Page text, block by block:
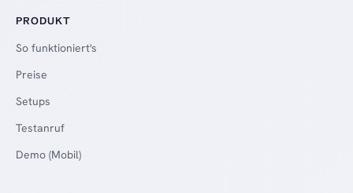
PRODUKT
So funktioniert's
Preise
Setups
Testanruf
Demo (Mobil)